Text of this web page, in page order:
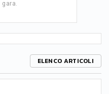
ELENCO ARTICOLI